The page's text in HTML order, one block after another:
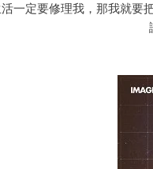
一定要修理我，那我就要